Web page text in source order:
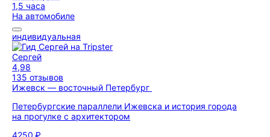
1,5 часа
На автомобиле
индивидуальная
Сергей
4,98
135 отзывов
Ижевск — восточный Петербург
Петербургские параллели Ижевска и история города
на прогулке с архитектором
4250 ₽